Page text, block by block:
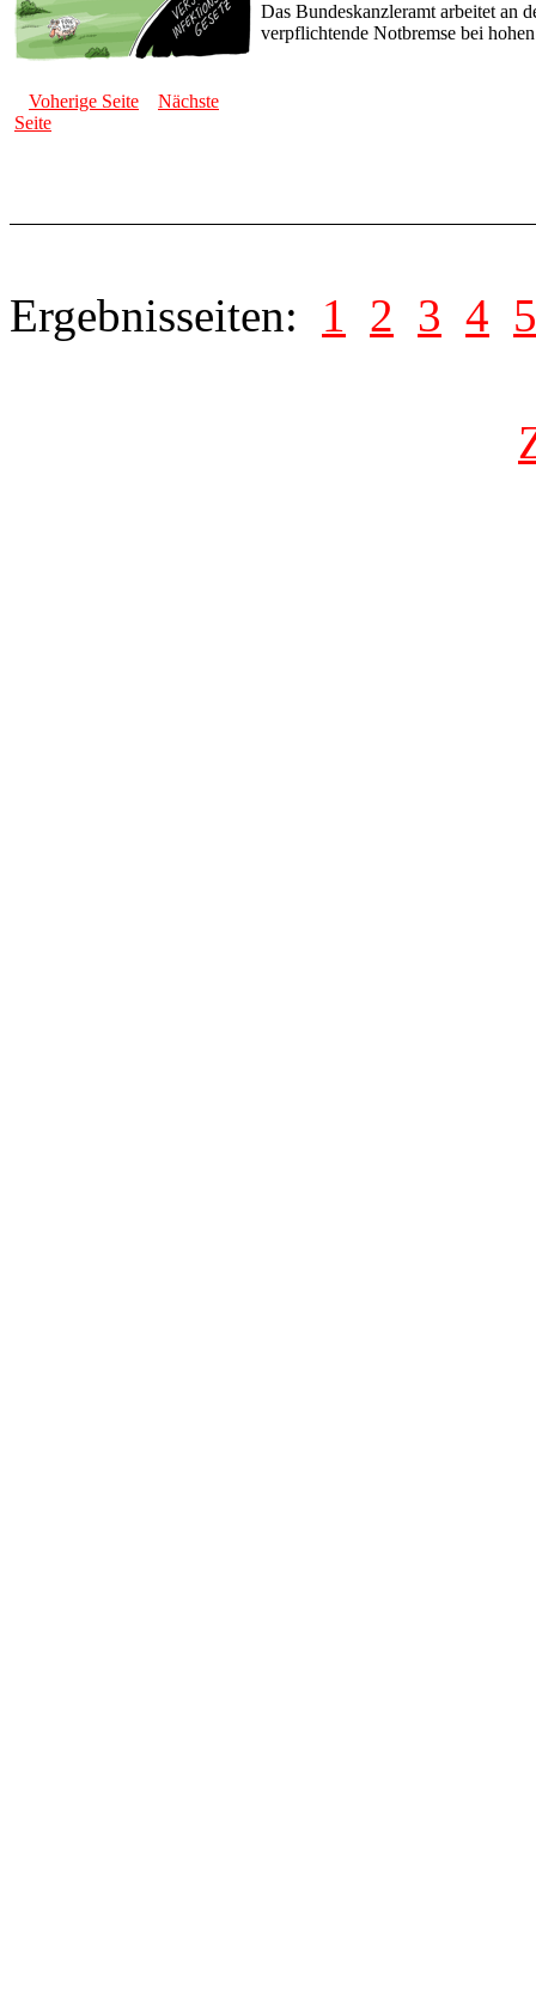
Das Bundeskanzleramt arbeitet an
verpflichtende Notbremse bei
Voherige Seite
Nächste
Seite
Ergebnisseiten: 1 2 3 4 5